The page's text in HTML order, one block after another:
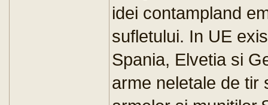
idei contampland
sufletului. In UE
Spania, Elvetia si
arme neletale de tir